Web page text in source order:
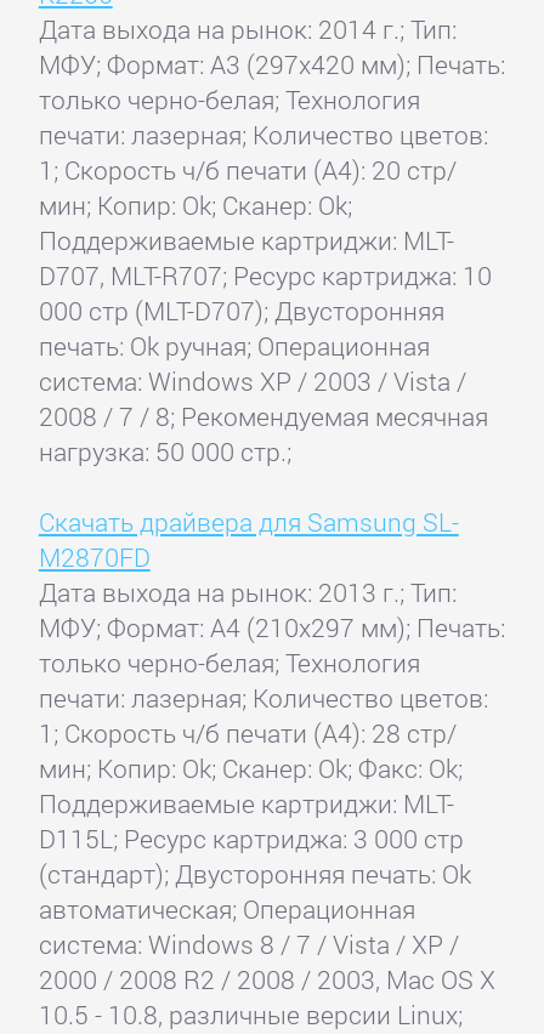
Дата выхода на рынок: 2014 г.; Тип:
МФУ; Формат: A3 (297x420 мм); Печать:
только черно-белая; Технология
печати: лазерная; Количество цветов:
1; Скорость ч/б печати (А4): 20 стр/
мин; Копир: Ok; Сканер: Ok;
Поддерживаемые картриджи: MLT-
D707, MLT-R707; Ресурс картриджа: 10
000 стр (MLT-D707); Двусторонняя
печать: Ok ручная; Операционная
система: Windows XP / 2003 / Vista /
2008 / 7 / 8; Рекомендуемая месячная
нагрузка: 50 000 стр.;
Скачать драйвера для Samsung SL-
M2870FD
Дата выхода на рынок: 2013 г.; Тип:
МФУ; Формат: A4 (210x297 мм); Печать:
только черно-белая; Технология
печати: лазерная; Количество цветов:
1; Скорость ч/б печати (А4): 28 стр/
мин; Копир: Ok; Сканер: Ok; Факс: Ok;
Поддерживаемые картриджи: MLT-
D115L; Ресурс картриджа: 3 000 стр
(стандарт); Двусторонняя печать: Ok
автоматическая; Операционная
система: Windows 8 / 7 / Vista / XP /
2000 / 2008 R2 / 2008 / 2003, Mac OS X
10.5 - 10.8, различные версии Linux;